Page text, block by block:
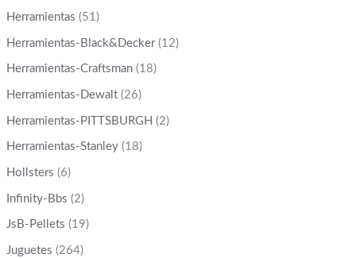
Herramientas (51)
Herramientas-Black&Decker (12)
Herramientas-Craftsman (18)
Herramientas-Dewalt (26)
Herramientas-PITTSBURGH (2)
Herramientas-Stanley (18)
Hollsters (6)
Infinity-Bbs (2)
JsB-Pellets (19)
Juguetes (264)